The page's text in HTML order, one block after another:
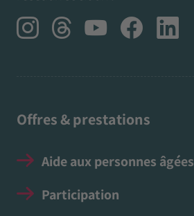
Offres & prestations
Aide aux personnes âgées
Participation